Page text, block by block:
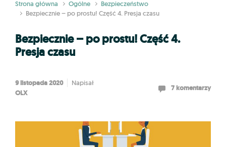
Strona główna Ogólne
Bezpieczeństwo
Bezpiecznie – po prostu! Część 4. Presja czasu
Bezpiecznie – po prostu! Część 4.
Presja czasu
9 listopada 2020 Napisał
OLX
7 komentarzy